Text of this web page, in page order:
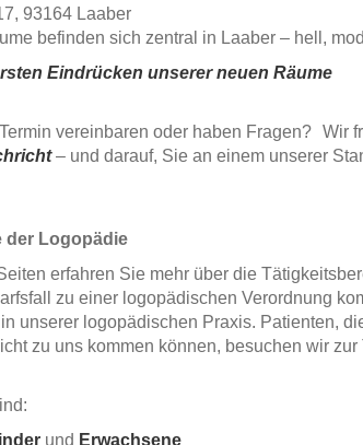
93164 Laaber
befinden sich zentral in Laaber – hell,
Eindrücken unserer neuen Räume
vereinbaren oder haben Fragen? Wir
– und darauf, Sie an einem unserer
der Logopädie
erfahren Sie mehr über die
zu einer logopädischen Verordnung
unserer logopädischen Praxis. Patienten,
zu uns kommen können, besuchen wir
und Erwachsene